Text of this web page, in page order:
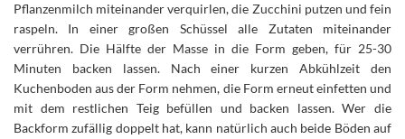
Pflanzenmilch miteinander verquirlen, die Zucchini putzen und fein
raspeln. In einer großen Schüssel alle Zutaten miteinander
verrühren. Die Hälfte der Masse in die Form geben, für 25-30
Minuten backen lassen. Nach einer kurzen Abkühlzeit den
Kuchenboden aus der Form nehmen, die Form erneut einfetten und
mit dem restlichen Teig befüllen und backen lassen. Wer die
Backform zufällig doppelt hat, kann natürlich auch beide Böden auf